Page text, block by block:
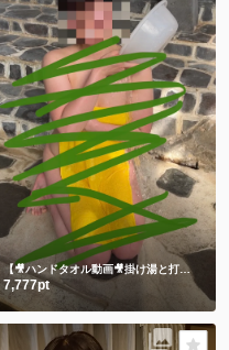
【🎥ハンドタオル動画🎥掛け湯と打たせ湯】温泉に入る時は掛け湯しよ💕打たせ湯熱すぎた😂
7,777pt